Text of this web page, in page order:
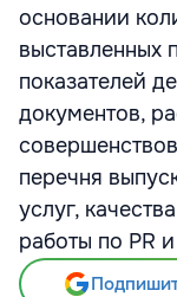
основании
выставленных
показателей
документов,
перечня
услуг,
работы по PR